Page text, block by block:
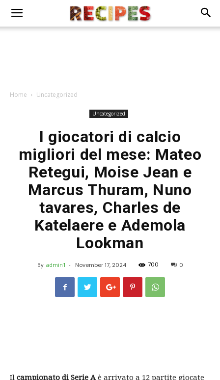
Home Uncategorized
Uncategorized
I giocatori di calcio
migliori del mese: Mateo
Retegui, Moise Jean e
Marcus Thuram, Nuno
tavares, Charles de
Katelaere e Ademola
Lookman
By admin1 - November 17, 2024 700 0
Il campionato di Serie Aè arrivato a 12 partite giocate